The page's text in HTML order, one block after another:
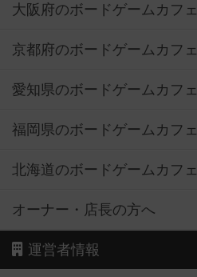
大阪府のボードゲームカフェ
京都府のボードゲームカフェ
愛知県のボードゲームカフェ
福岡県のボードゲームカフェ
北海道のボードゲームカフェ
オーナー・店長の方へ
運営者情報